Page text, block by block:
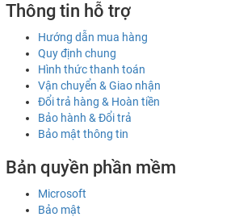
Thông tin hỗ trợ
Hướng dẫn mua hàng
Quy định chung
Hình thức thanh toán
Vận chuyển & Giao nhận
Đổi trả hàng & Hoàn tiền
Bảo hành & Đổi trả
Bảo mật thông tin
Bản quyền phần mềm
Microsoft
Bảo mật